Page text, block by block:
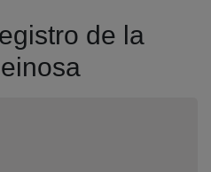
de la
nueva